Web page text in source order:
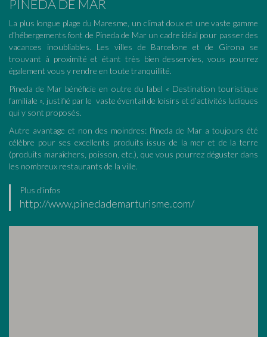
PINEDA DE MAR
La plus longue plage du Maresme, un climat doux et une vaste gamme
d’hébergements font de Pineda de Mar un cadre idéal pour passer des
vacances inoubliables. Les villes de Barcelone et de Girona se
trouvant à proximité et étant très bien desservies, vous pourrez
également vous y rendre en toute tranquillité.
Pineda de Mar bénéficie en outre du label « Destination touristique
familiale », justifié par le vaste éventail de loisirs et d’activités ludiques
qui y sont proposés.
Autre avantage et non des moindres: Pineda de Mar a toujours été
célèbre pour ses excellents produits issus de la mer et de la terre
(produits maraîchers, poisson, etc.), que vous pourrez déguster dans
les nombreux restaurants de la ville.
Plus d’infos
http://www.pinedademarturisme.com/